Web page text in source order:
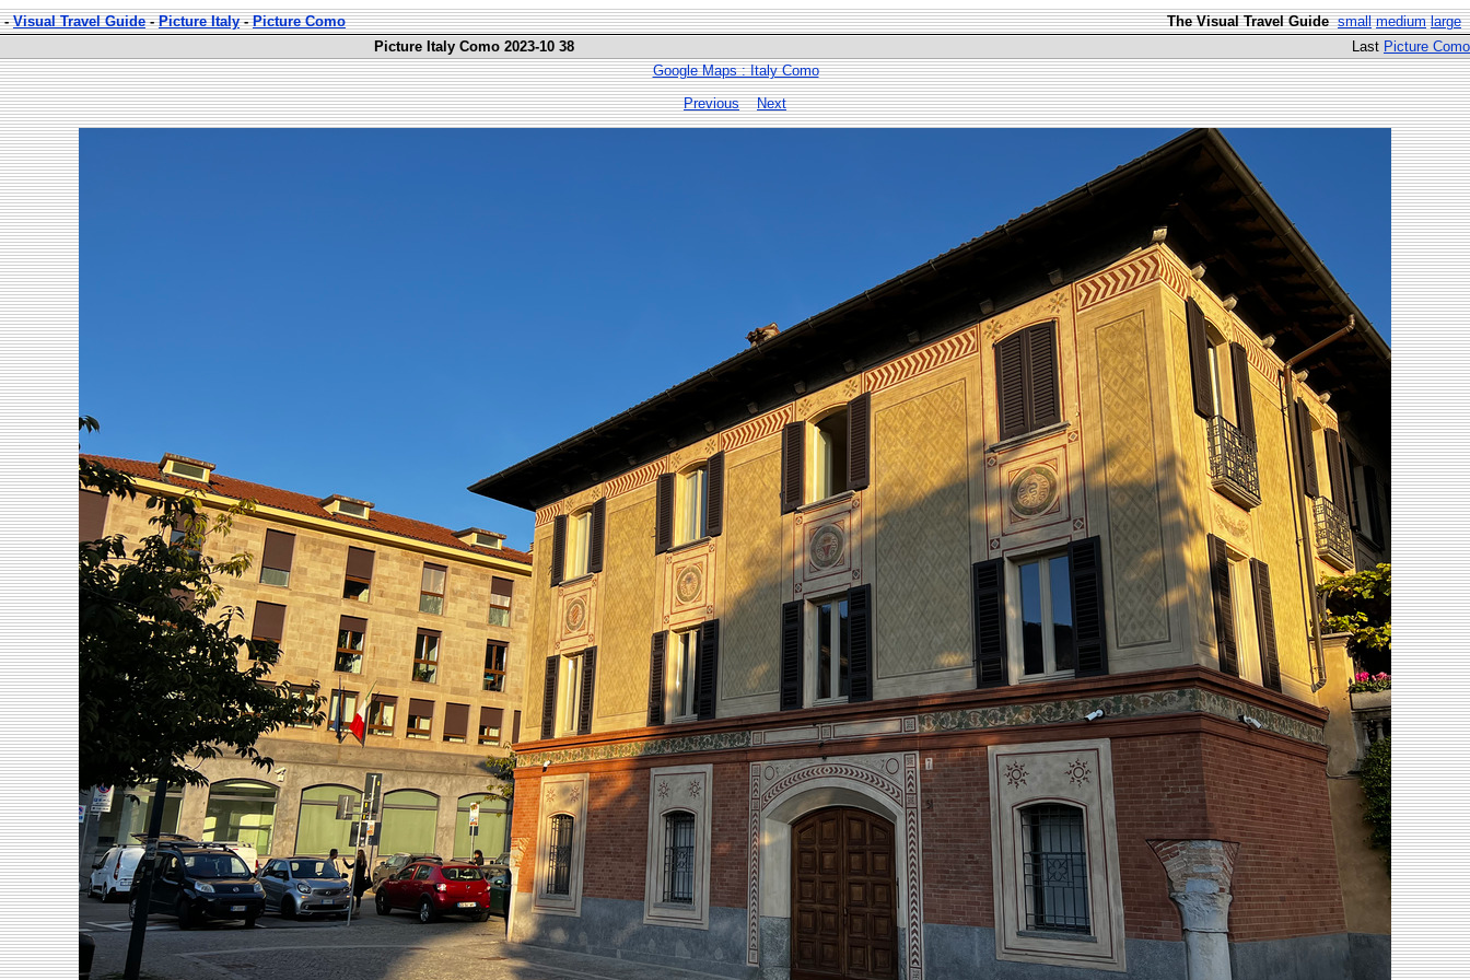
-Visual Travel Guide-Picture Italy-Picture Como The Visual Travel Guide small medium large
Picture Italy Como 2023-10 38
Last Picture Como
Google Maps : Italy Como
Previous
Next